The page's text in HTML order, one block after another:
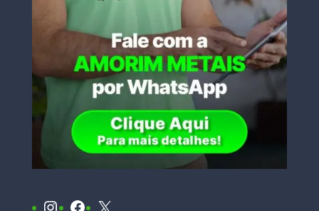
Instagram
Facebook
X